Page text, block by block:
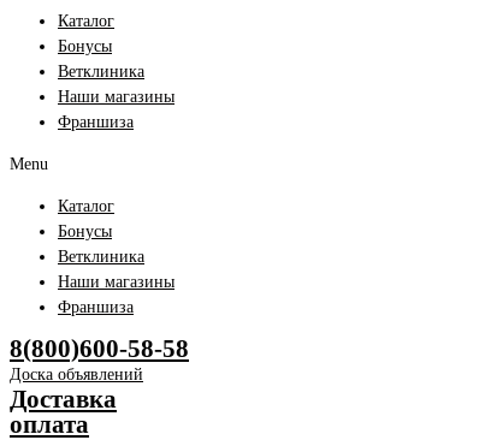
Каталог
Бонусы
Ветклиника
Наши магазины
Франшиза
Menu
Каталог
Бонусы
Ветклиника
Наши магазины
Франшиза
8(800)600-58-58
Доска объявлений
Доставка
оплата